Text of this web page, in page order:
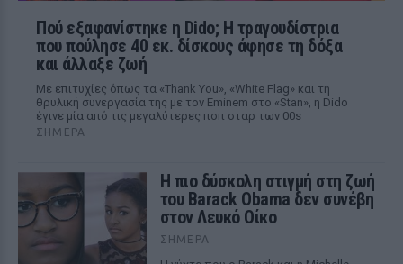
Πού εξαφανίστηκε η Dido; Η τραγουδίστρια
που πούλησε 40 εκ. δίσκους άφησε τη δόξα
και άλλαξε ζωή
Με επιτυχίες όπως τα «Thank You», «White Flag» και τη
θρυλική συνεργασία της με τον Eminem στο «Stan», η Dido
έγινε μία από τις μεγαλύτερες ποπ σταρ των 00s
ΣΉΜΕΡΑ
Η πιο δύσκολη στιγμή στη ζωή
του Barack Obama δεν συνέβη
στον Λευκό Οίκο
ΣΉΜΕΡΑ